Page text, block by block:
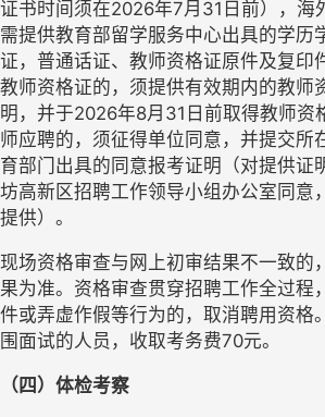
证书时间须在2026年7月31日前），海
需提供教育部留学服务中心出具的学
证，普通话证、教师资格证原件及复印
教师资格证的，须提供有效期内的教师
明，并于2026年8月31日前取得教师
师应聘的，须征得单位同意，并提交所
育部门出具的同意报考证明（对提供证
坊高新区招聘工作领导小组办公室同意
提供）。
现场资格审查与网上初审结果不一致的
果为准。资格审查贯穿招聘工作全过程
件或弄虚作假等行为的，取消聘用资格
围面试的人员，收取考务费70元。
（四）体检考察